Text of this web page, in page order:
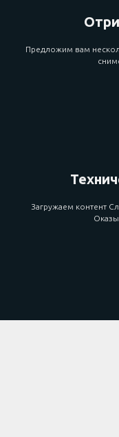
Предложим вам
Загружаем контент